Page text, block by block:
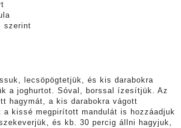
szerint
lecsöpögtetjük, és kis darabokra
a joghurtot. Sóval, borssal ízesítjük. Az
hagymát, a kis darabokra vágott
a kissé megpirított mandulát is hozzáadjuk
és kb. 30 percig állni hagyjuk,